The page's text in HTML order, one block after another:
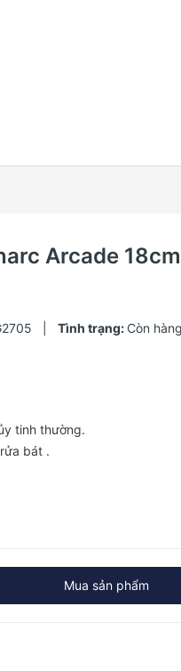
Arcade
Tình trạng: Còn hàng
tinh thường.
bát .
Mua sản phẩm